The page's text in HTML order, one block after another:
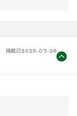
掲載日 2025-07-28